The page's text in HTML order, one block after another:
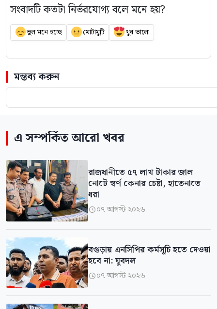
সংবাদটি কতটা নির্ভরযোগ্য বলে মনে হয়?
ভুল মনে হচ্ছে মোটামুটি খুব ভালো
মন্তব্য করুন
এ সম্পর্কিত আরো খবর
রাজধানীতে ৫৭ লাখ টাকার জাল
নোটে স্বর্ণ কেনার চেষ্টা, হাতেনাতে
ধরা
০৭ আগস্ট ২০২৬
বগুড়ায় এনসিপির কর্মসূচি হতে দেওয়া
হবে না: যুবদল
০৭ আগস্ট ২০২৬